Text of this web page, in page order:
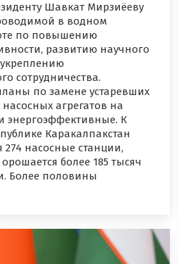
Шавкат Мирзиёеву
в водном
по повышению
развитию научного
сотрудничества.
по замене устаревших
агрегатов на
энергоэффективные. К
Каракалпакстан
274 насосные станции,
более 185 тысяч
Более половины